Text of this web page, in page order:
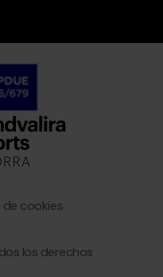
los derechos
de cookies